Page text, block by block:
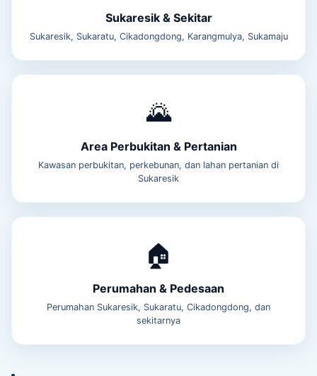
Sukaresik & Sekitar
Sukaresik, Sukaratu, Cikadongdong, Karangmulya, Sukamaju
🌄
Area Perbukitan & Pertanian
Kawasan perbukitan, perkebunan, dan lahan pertanian di
Sukaresik
🏠
Perumahan & Pedesaan
Perumahan Sukaresik, Sukaratu, Cikadongdong, dan
sekitarnya